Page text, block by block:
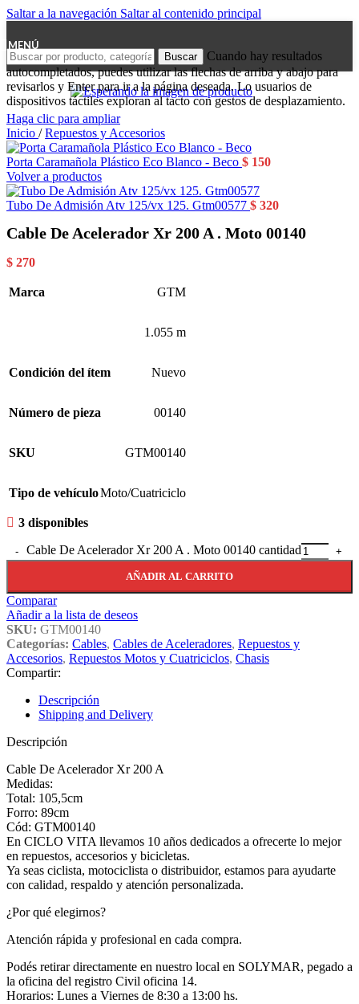
Saltar a la navegación Saltar al contenido principal
MENÚ
Buscar
Cuando hay resultados
autocompletados, puedes utilizar las flechas de arriba y abajo para
revisarlos y Enter para ir a la página deseada. Lo usuarios de
dispositivos táctiles exploran al tacto con gestos de desplazamiento.
Haga clic para ampliar
Inicio / Repuestos y Accesorios
Porta Caramañola Plástico Eco Blanco - Beco $ 150
Volver a productos
Tubo De Admisión Atv 125/vx 125. Gtm00577 $ 320
Cable De Acelerador Xr 200 A . Moto 00140
$ 270
Marca GTM
1.055 m
Condición del ítem Nuevo
Número de pieza 00140
SKU GTM00140
Tipo de vehículoMoto/Cuatriciclo
3 disponibles
Cable De Acelerador Xr 200 A . Moto 00140 cantidad
AÑADIR AL CARRITO
Comparar
Añadir a la lista de deseos
SKU: GTM00140
Categorías: Cables, Cables de Aceleradores, Repuestos y
Accesorios, Repuestos Motos y Cuatriciclos, Chasis
Compartir:
Descripción
Shipping and Delivery
Descripción
Cable De Acelerador Xr 200 A
Medidas:
Total: 105,5cm
Forro: 89cm
Cód: GTM00140
En CICLO VITA llevamos 10 años dedicados a ofrecerte lo mejor
en repuestos, accesorios y bicicletas.
Ya seas ciclista, motociclista o distribuidor, estamos para ayudarte
con calidad, respaldo y atención personalizada.
¿Por qué elegirnos?
Atención rápida y profesional en cada compra.
Podés retirar directamente en nuestro local en SOLYMAR, pegado a
la oficina del registro Civil oficina 14.
Horarios: Lunes a Viernes de 8:30 a 13:00 hs.